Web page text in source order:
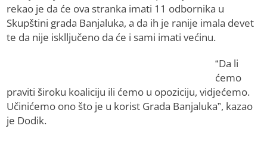
rekao je da će ova stranka imati 11 odbornika u
Skupštini grada Banjaluka, a da ih je ranije imala devet
te da nije isklljučeno da će i sami imati većinu.
“Da li
ćemo
praviti široku koaliciju ili ćemo u opoziciju, vidjećemo.
Učinićemo ono što je u korist Grada Banjaluka”, kazao
je Dodik.